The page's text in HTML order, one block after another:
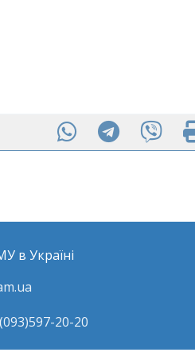
у Кременчуцькій мечеті
в Україні
(093)597-20-20